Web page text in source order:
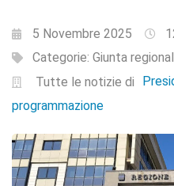
5 Novembre 2025
Categorie: Giunta
Tutte le notizie di
programmazione